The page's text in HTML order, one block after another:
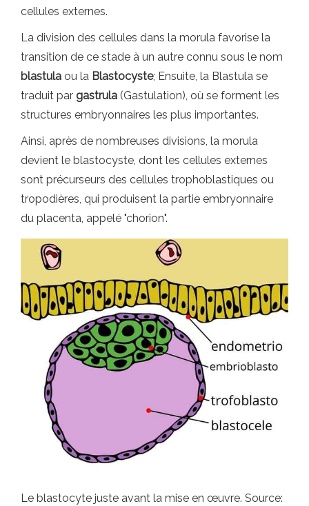
cellules externes.
La division des cellules dans la morula favorise la
transition de ce stade à un autre connu sous le nom
blastula ou la Blastocyste; Ensuite, la Blastula se
traduit par gastrula (Gastulation), où se forment les
structures embryonnaires les plus importantes.
Ainsi, après de nombreuses divisions, la morula
devient le blastocyste, dont les cellules externes
sont précurseurs des cellules trophoblastiques ou
tropodières, qui produisent la partie embryonnaire
du placenta, appelé "chorion".
Le blastocyte juste avant la mise en œuvre. Source: